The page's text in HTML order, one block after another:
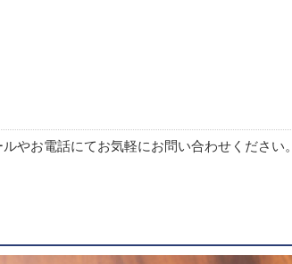
やお電話にてお気軽にお問い合わせください。